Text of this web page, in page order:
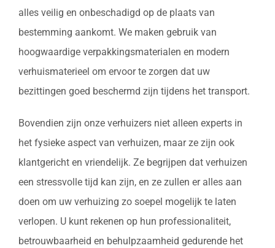
alles veilig en onbeschadigd op de plaats van
bestemming aankomt. We maken gebruik van
hoogwaardige verpakkingsmaterialen en modern
verhuismaterieel om ervoor te zorgen dat uw
bezittingen goed beschermd zijn tijdens het transport.
Bovendien zijn onze verhuizers niet alleen experts in
het fysieke aspect van verhuizen, maar ze zijn ook
klantgericht en vriendelijk. Ze begrijpen dat verhuizen
een stressvolle tijd kan zijn, en ze zullen er alles aan
doen om uw verhuizing zo soepel mogelijk te laten
verlopen. U kunt rekenen op hun professionaliteit,
betrouwbaarheid en behulpzaamheid gedurende het